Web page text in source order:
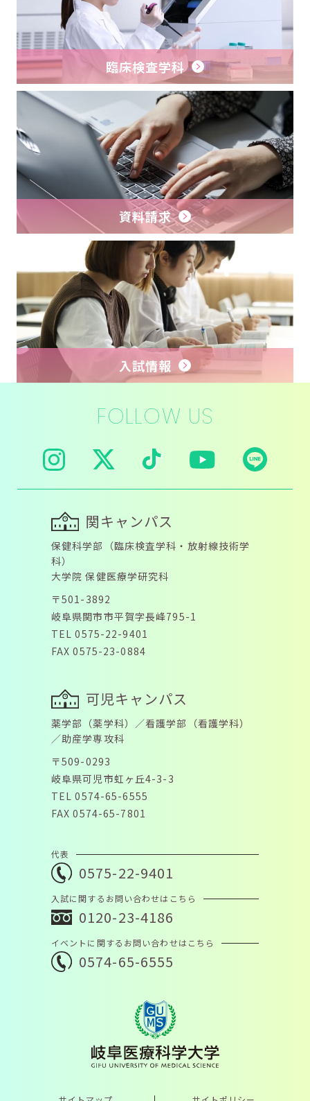
臨床検査学科
資料請求
入試情報
FOLLOW US
関キャンパス
保健科学部（臨床検査学科・放射線技術学
科）
大学院 保健医療学研究科
〒501-3892
岐阜県関市市平賀字長峰795-1
TEL 0575-22-9401
FAX 0575-23-0884
可児キャンパス
薬学部（薬学科）／看護学部（看護学科）
／助産学専攻科
〒509-0293
岐阜県可児市虹ヶ丘4-3-3
TEL 0574-65-6555
FAX 0574-65-7801
代表
0575-22-9401
入試に関するお問い合わせはこちら
0120-23-4186
イベントに関するお問い合わせはこちら
0574-65-6555